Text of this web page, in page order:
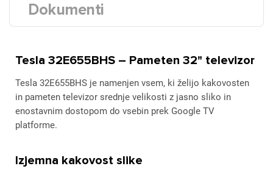
Dokumenti
Tesla 32E655BHS – Pameten 32" televizor
Tesla 32E655BHS je namenjen vsem, ki želijo kakovosten
in pameten televizor srednje velikosti z jasno sliko in
enostavnim dostopom do vsebin prek Google TV
platforme.
Izjemna kakovost slike